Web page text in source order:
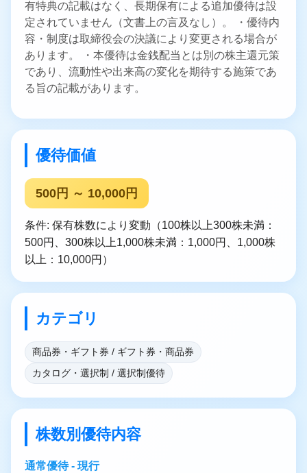
有特典の記載はなく、長期保有による追加優待は設
定されていません（文書上の言及なし）。 ・優待内
容・制度は取締役会の決議により変更される場合が
あります。 ・本優待は金銭配当とは別の株主還元策
であり、流動性や出来高の変化を期待する施策であ
る旨の記載があります。
優待価値
500円 ～ 10,000円
条件: 保有株数により変動（100株以上300株未満：
500円、300株以上1,000株未満：1,000円、1,000株
以上：10,000円）
カテゴリ
商品券・ギフト券 / ギフト券・商品券
カタログ・選択制 / 選択制優待
株数別優待内容
通常優待 - 現行